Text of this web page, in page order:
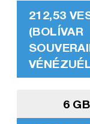
212,53
(BOLÍVAR
6